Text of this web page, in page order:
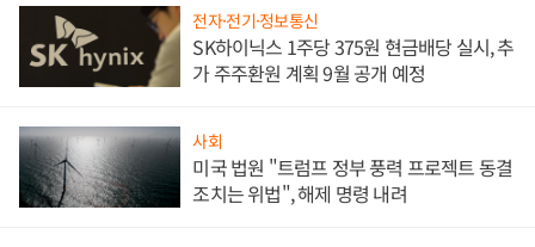
전자·전기·정보통신
SK하이닉스 1주당 375원 현금배당 실시, 추
가 주주환원 계획 9월 공개 예정
사회
미국 법원 "트럼프 정부 풍력 프로젝트 동결
조치는 위법", 해제 명령 내려